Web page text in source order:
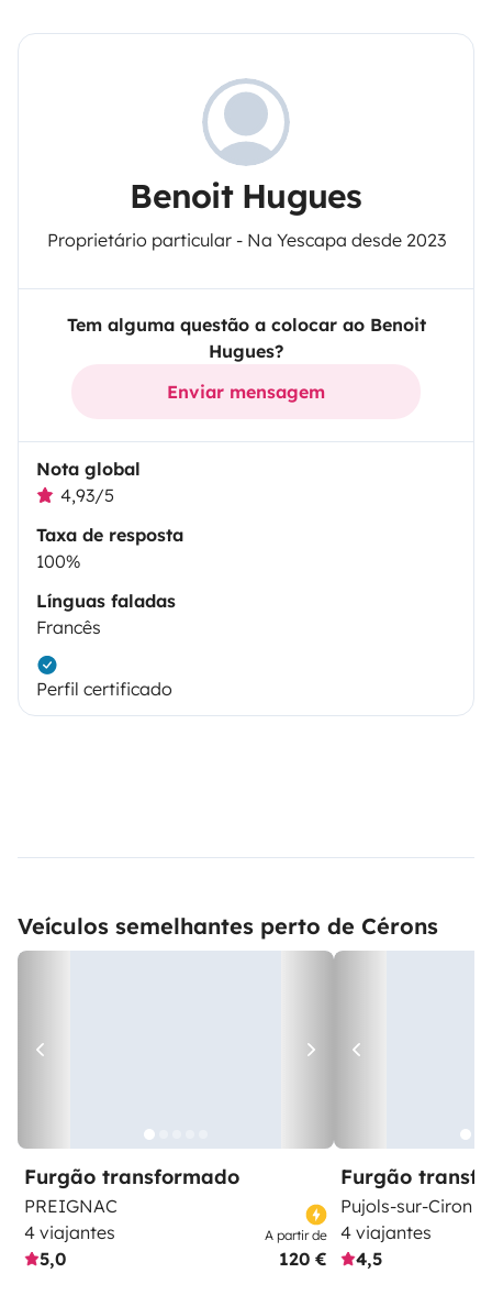
Benoit Hugues
Proprietário particular - Na Yescapa desde 2023
Tem alguma questão a colocar ao Benoit
Hugues?
Enviar mensagem
Nota global
4,93/5
Taxa de resposta
100%
Línguas faladas
Francês
Perfil certificado
Veículos semelhantes perto de Cérons
Furgão transformado
PREIGNAC
4 viajantes
5,0
A partir de
120 €
Furgão
Pujols-sur-Ciron
4 viajantes
4,5